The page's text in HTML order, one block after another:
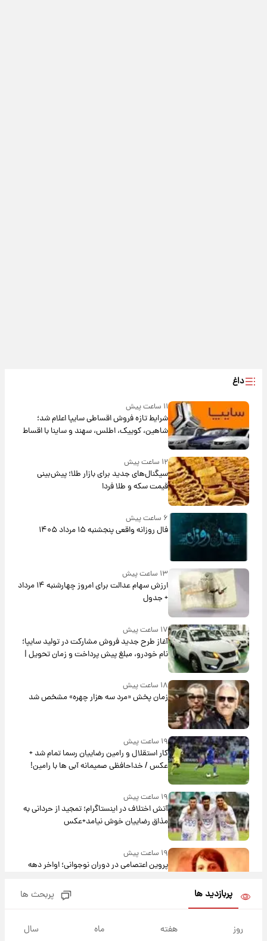
داغ
۱۱ ساعت پیش
شرایط تازه فروش اقساطی سایپا اعلام شد؛
شاهین، کوییک، اطلس، سهند و ساینا با اقساط
بلندمدت + جدول
۱۲ ساعت پیش
سیگنال‌های جدید برای بازار طلا؛ پیش‌بینی
قیمت سکه و طلا فردا
۶ ساعت پیش
فال روزانه واقعی پنجشنبه ۱۵ مرداد ۱۴۰۵
۱۳ ساعت پیش
ارزش سهام عدالت برای امروز چهارشنبه ۱۴ مرداد
+ جدول
۱۷ ساعت پیش
آغاز طرح جدید فروش مشارکت در تولید سایپا؛
نام خودرو، مبلغ پیش پرداخت و زمان تحویل |
سود مشارکت چند درصد است؟
۱۸ ساعت پیش
زمان پخش «مرد سه هزار چهره» مشخص شد
۱۹ ساعت پیش
کار استقلال و رامین رضاییان رسما تمام شد +
عکس / خداحافظی صمیمانه آبی ها با رامین!
۱۹ ساعت پیش
آتش اختلاف در اینستاگرام؛ تمجید از حردانی به
مذاق رضاییان خوش نیامد+عکس
۱۹ ساعت پیش
پروین اعتصامی در دوران نوجوانی؛ اواخر دهه
هسته‌ای در آسمان ظاهر شد
پربازدید ها پربحث ها
روز هفته ماه سال